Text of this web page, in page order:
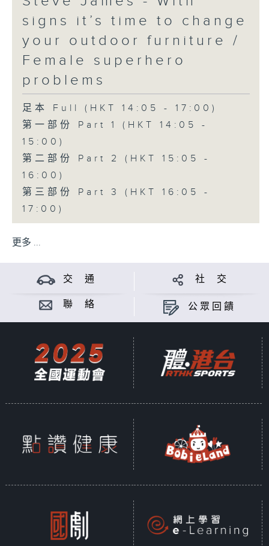
signs it’s time to change
your outdoor furniture /
Female superhero
problems
足本 Full (HKT 14:05 - 17:00)
第一部份 Part 1 (HKT 14:05 -
15:00)
第二部份 Part 2 (HKT 15:05 -
16:00)
第三部份 Part 3 (HKT 16:05 -
17:00)
更多 ...
交 通 社 交
聯 絡 公眾回饋